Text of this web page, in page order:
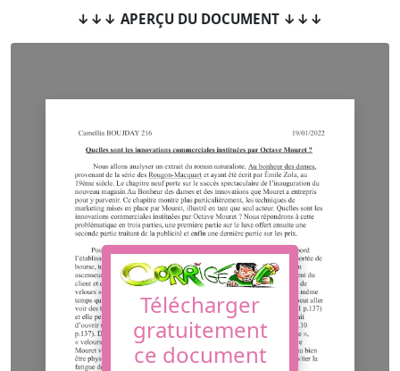
↓↓↓ APERÇU DU DOCUMENT ↓↓↓
Télécharger
gratuitement
ce document